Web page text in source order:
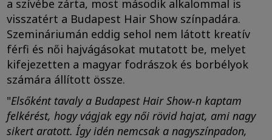
a szívébe zárta, most második alkalommal is
visszatért a Budapest Hair Show színpadára.
Szemináriumán eddig sehol nem látott kreatív
férfi és női hajvágásokat mutatott be, melyet
kifejezetten a magyar fodrászok és borbélyok
számára állított össze.
"Elsőként tavaly a Budapest Hair Show-n kaptam
felkérést, hogy vágjak egy női rövid hajat, ami nagy
sikert aratott. Így idén nemcsak a nagyszínpadon,